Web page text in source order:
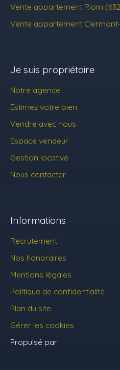
Vente appartement Riom
Vente appartement
Je suis propriétaire
Notre agence
Estimez votre bien
Vendre avec nous
Espace vendeur
Gestion locative
Nous contacter
Informations
Recrutement
Nos honoraires
Mentions légales
Politique de confidentialité
Plan du site
Gérer les cookies
Propulsé par